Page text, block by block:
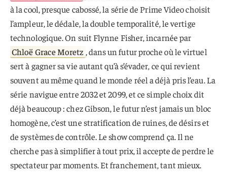
à la cool, presque cabossé, la série de Prime Video choisit
l’ampleur, le dédale, la double temporalité, le vertige
technologique. On suit Flynne Fisher, incarnée par
Chloë Grace Moretz , dans un futur proche où le virtuel
sert à gagner sa vie autant qu’à s’évader, ce qui revient
souvent au même quand le monde réel a déjà pris l’eau. La
série navigue entre 2032 et 2099, et ce simple choix dit
déjà beaucoup : chez Gibson, le futur n’est jamais un bloc
homogène, c’est une stratification de ruines, de désirs et
de systèmes de contrôle. Le show comprend ça. Il ne
cherche pas à simplifier à tout prix, il accepte de perdre le
spectateur par moments. Et franchement, tant mieux.